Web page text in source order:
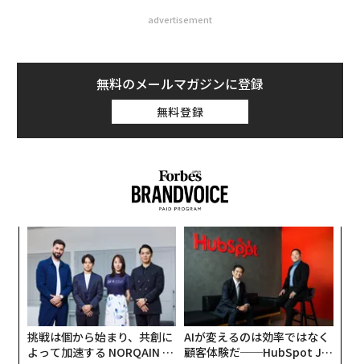
advertisement
無料のメールマガジンに登録
無料登録
挑戦は個から始まり、共創に
よって加速する NORQAIN JA
AIが変えるのは効率ではなく
顧客体験だ──HubSpot Ja